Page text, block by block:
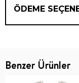
ÖDEME
Benzer Ürünler